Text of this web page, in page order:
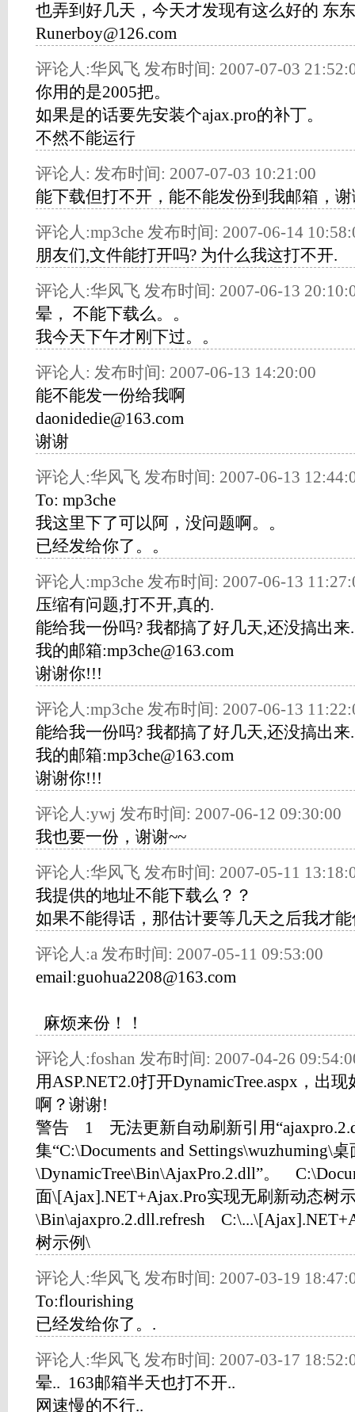
也弄到好几天，今天才发现有这么好的 东
Runerboy@126.com
评论人:华风飞 发布时间: 2007-07-03
你用的是2005把。
如果是的话要先安装个ajax.pro的补丁。
不然不能运行
评论人: 发布时间: 2007-07-03 10:21:00
能下载但打不开，能不能发份到我邮箱，
评论人:mp3che 发布时间: 2007-06-14
朋友们,文件能打开吗? 为什么我这打不开.
评论人:华风飞 发布时间: 2007-06-13
晕， 不能下载么。。
我今天下午才刚下过。。
评论人: 发布时间: 2007-06-13 14:20:00
能不能发一份给我啊
daonidedie@163.com
谢谢
评论人:华风飞 发布时间: 2007-06-13
To: mp3che
我这里下了可以阿，没问题啊。。
已经发给你了。。
评论人:mp3che 发布时间: 2007-06-13
压缩有问题,打不开,真的.
能给我一份吗? 我都搞了好几天,还没搞出来.
我的邮箱:mp3che@163.com
谢谢你!!!
评论人:mp3che 发布时间: 2007-06-13
能给我一份吗? 我都搞了好几天,还没搞出来.
我的邮箱:mp3che@163.com
谢谢你!!!
评论人:ywj 发布时间: 2007-06-12 09:30:00
我也要一份，谢谢~~
评论人:华风飞 发布时间: 2007-05-11
我提供的地址不能下载么？？
如果不能得话，那估计要等几天之后我才
评论人:a 发布时间: 2007-05-11 09:53:00
email:guohua2208@163.com
麻烦来份！！
评论人:foshan 发布时间: 2007-04-26
用ASP.NET2.0打开DynamicTree.aspx，出
啊？谢谢!
警告 1 无法更新自动刷新引用
集“C:\Documents and Settings\wuzhuming\桌
\DynamicTree\Bin\AjaxPro.2.dll”。
面\[Ajax].NET+Ajax.Pro实现无刷新动态树
\Bin\ajaxpro.2.dll.refresh
树示例\
评论人:华风飞 发布时间: 2007-03-19
To:flourishing
已经发给你了。.
评论人:华风飞 发布时间: 2007-03-17
晕.. 163邮箱半天也打不开..
网速慢的不行..